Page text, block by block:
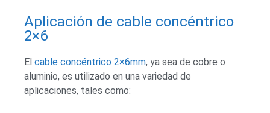
Aplicación de cable concéntrico
2×6
El cable concéntrico 2×6mm, ya sea de cobre o
aluminio, es utilizado en una variedad de
aplicaciones, tales como: